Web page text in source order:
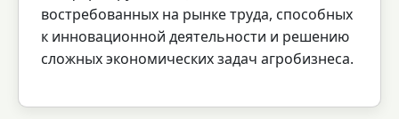
востребованных на рынке труда, способных
к инновационной деятельности и решению
сложных экономических задач агробизнеса.